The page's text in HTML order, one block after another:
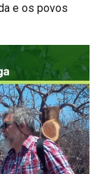
e os povos